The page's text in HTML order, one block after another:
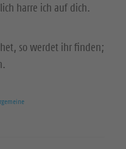
harre ich auf dich.
so werdet ihr finden;